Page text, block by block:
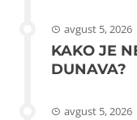
avgust 5, 2026
KAKO JE
DUNAVA?
avgust 5, 2026